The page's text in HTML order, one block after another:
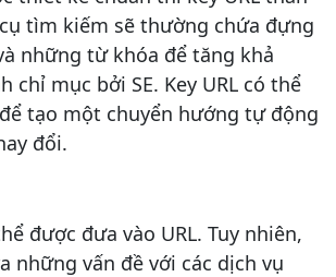
tìm kiếm sẽ thường chứa đựng
những từ khóa để tăng khả
chỉ mục bởi SE. Key URL có thể
tạo một chuyển hướng tự động
đổi.
được đưa vào URL. Tuy nhiên,
những vấn đề với các dịch vụ